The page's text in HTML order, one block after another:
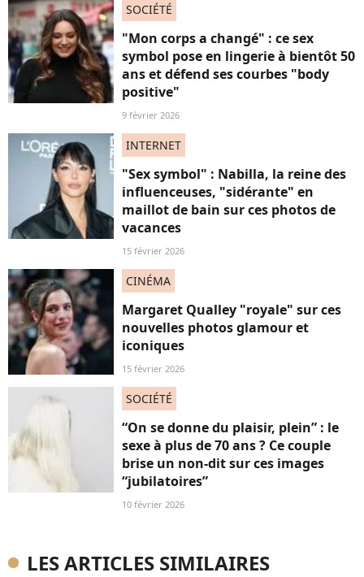
SOCIÉTÉ
"Mon corps a changé" : ce sex
symbol pose en lingerie à bientôt 50
ans et défend ses courbes "body
positive"
9 février 2026
INTERNET
"Sex symbol" : Nabilla, la reine des
influenceuses, "sidérante" en
maillot de bain sur ces photos de
vacances
15 février 2026
CINÉMA
Margaret Qualley "royale" sur ces
nouvelles photos glamour et
iconiques
15 février 2026
SOCIÉTÉ
“On se donne du plaisir, plein” : le
sexe à plus de 70 ans ? Ce couple
brise un non-dit sur ces images
“jubilatoires”
10 février 2026
LES ARTICLES SIMILAIRES